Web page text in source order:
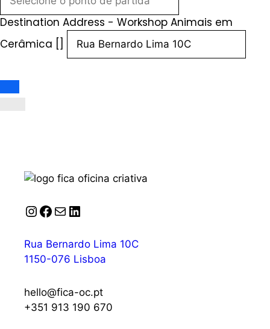
Destination Address - Workshop Animais em
Cerâmica []
Instagram
Facebook
Correio
LinkedIn
Rua Bernardo Lima 10C
1150-076 Lisboa
hello@fica-oc.pt
+351 913 190 670